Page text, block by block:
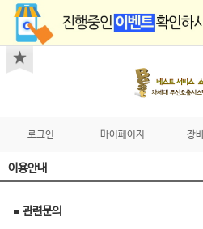
로그인 마이페이지 장
이용안내
관련문의